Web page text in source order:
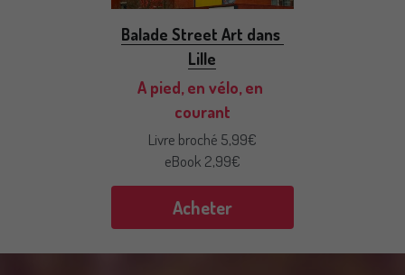
Balade Street Art dans
Lille
A pied, en vélo, en
courant
Livre broché 5,99€
eBook 2,99€
Acheter